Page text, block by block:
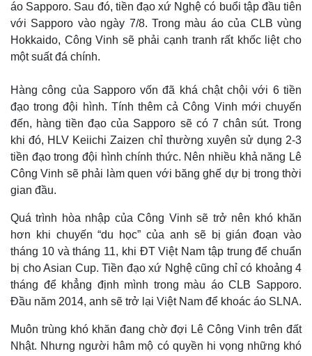
Thế giới
Quan sát
Cuộc sống đó đây
Multimedia
Infographic
áo Sapporo. Sau đó, tiền đạo xứ Nghệ có buổi tập đầu tiên
với Sapporo vào ngày 7/8. Trong màu áo của CLB vùng
Hokkaido, Công Vinh sẽ phải cạnh tranh rất khốc liệt cho
một suất đá chính.
Hàng công của Sapporo vốn đã khá chật chội với 6 tiền
đạo trong đội hình. Tính thêm cả Công Vinh mới chuyến
đến, hàng tiền đạo của Sapporo sẽ có 7 chân sút. Trong
khi đó, HLV Keiichi Zaizen chỉ thường xuyên sử dụng 2-3
tiền đạo trong đội hình chính thức. Nên nhiều khả năng Lê
Công Vinh sẽ phải làm quen với băng ghế dự bị trong thời
gian đầu.
Quá trình hòa nhập của Công Vinh sẽ trở nên khó khăn
hơn khi chuyến “du học” của anh sẽ bị gián đoạn vào
tháng 10 và tháng 11, khi ĐT Việt Nam tập trung để chuẩn
bị cho Asian Cup. Tiền đạo xứ Nghệ cũng chỉ có khoảng 4
tháng để khẳng định mình trong màu áo CLB Sapporo.
Đầu năm 2014, anh sẽ trở lại Việt Nam để khoác áo SLNA.
Muôn trùng khó khăn đang chờ đợi Lê Công Vinh trên đất
Nhật. Nhưng người hâm mộ có quyền hi vọng những khó